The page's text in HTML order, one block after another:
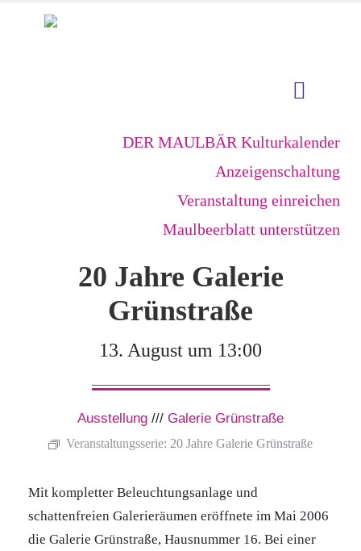
DER MAULBÄR Kulturkalender
Anzeigenschaltung
Veranstaltung einreichen
Maulbeerblatt unterstützen
20 Jahre Galerie
Grünstraße
13. August um 13:00
Ausstellung /// Galerie Grünstraße
Veranstaltungsserie: 20 Jahre Galerie Grünstraße
Mit kompletter Beleuchtungsanlage und
schattenfreien Galerieräumen eröffnete im Mai 2006
die Galerie Grünstraße, Hausnummer 16. Bei einer